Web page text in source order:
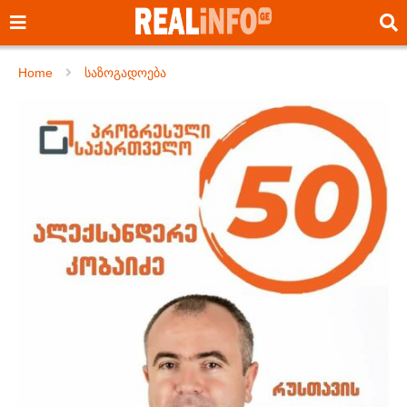
Home საზოგადოება